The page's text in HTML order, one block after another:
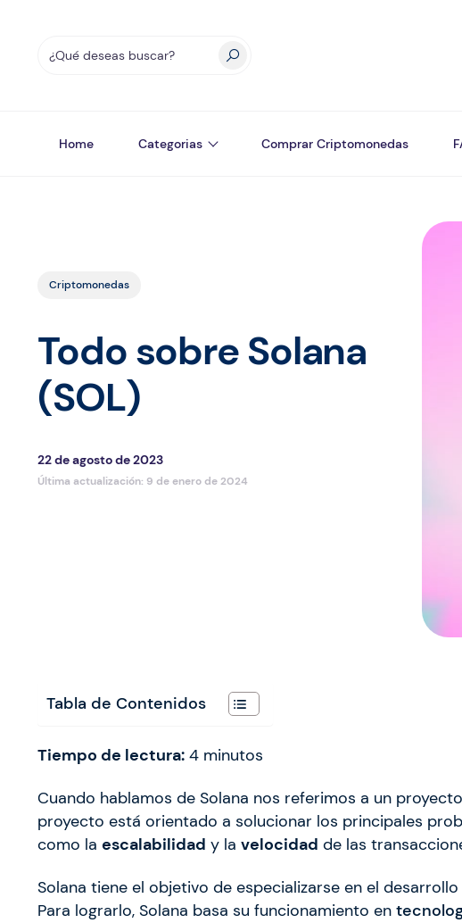
Home Categorias Comprar Criptomonedas
Criptomonedas
Todo sobre Solana
(SOL)
22 de agosto de 2023
Última actualización: 9 de enero de 2024
Tabla de Contenidos
Tiempo de lectura: 4 minutos
Cuando hablamos de Solana nos referimos a un
proyecto está orientado a solucionar los principales
como la escalabilidad y la velocidad de las
Solana tiene el objetivo de especializarse en el
Para lograrlo, Solana basa su funcionamiento en